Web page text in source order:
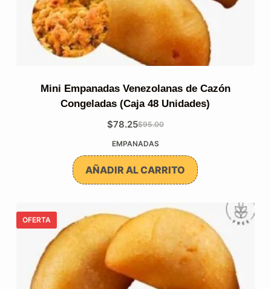
Mini Empanadas Venezolanas de Cazón
Congeladas (Caja 48 Unidades)
$95.00
El
precio
original
era:
$78.25
El
precio
actual
es:
EMPANADAS
AÑADIR AL CARRITO
OFERTA